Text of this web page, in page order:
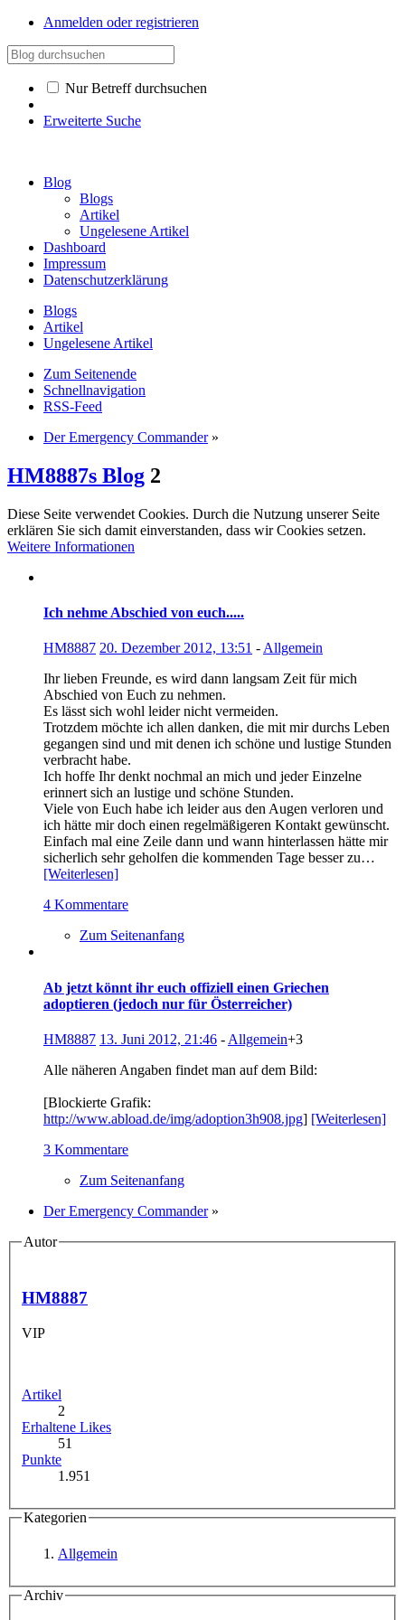
Anmelden oder registrieren
Nur Betreff durchsuchen
Erweiterte Suche
Blog
Blogs
Artikel
Ungelesene Artikel
Dashboard
Impressum
Datenschutzerklärung
Blogs
Artikel
Ungelesene Artikel
Zum Seitenende
Schnellnavigation
RSS-Feed
Der Emergency Commander »
HM8887s Blog 2
Diese Seite verwendet Cookies. Durch die Nutzung unserer Seite
erklären Sie sich damit einverstanden, dass wir Cookies setzen.
Weitere Informationen
Ich nehme Abschied von euch.....
HM8887 20. Dezember 2012, 13:51 - Allgemein
Ihr lieben Freunde, es wird dann langsam Zeit für mich
Abschied von Euch zu nehmen.
Es lässt sich wohl leider nicht vermeiden.
Trotzdem möchte ich allen danken, die mit mir durchs Leben
gegangen sind und mit denen ich schöne und lustige Stunden
verbracht habe.
Ich hoffe Ihr denkt nochmal an mich und jeder Einzelne
erinnert sich an lustige und schöne Stunden.
Viele von Euch habe ich leider aus den Augen verloren und
ich hätte mir doch einen regelmäßigeren Kontakt gewünscht.
Einfach mal eine Zeile dann und wann hinterlassen hätte mir
sicherlich sehr geholfen die kommenden Tage besser zu…
[Weiterlesen]
4 Kommentare
Zum Seitenanfang
Ab jetzt könnt ihr euch offiziell einen Griechen
adoptieren (jedoch nur für Österreicher)
HM8887 13. Juni 2012, 21:46 - Allgemein+3
Alle näheren Angaben findet man auf dem Bild:
[Blockierte Grafik:
http://www.abload.de/img/adoption3h908.jpg] [Weiterlesen]
3 Kommentare
Zum Seitenanfang
Der Emergency Commander »
Autor
HM8887
VIP
Artikel
2
Erhaltene Likes
51
Punkte
1.951
Kategorien
Allgemein
Archiv